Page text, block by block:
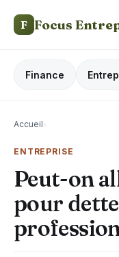
F Focus
Finance
Accueil›
ENTREPRISE
Peut-on
pour